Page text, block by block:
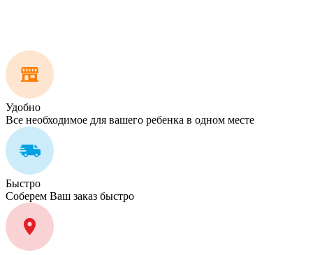
Удобно
Все необходимое для вашего ребенка в одном месте
Быстро
Соберем Ваш заказ быстро